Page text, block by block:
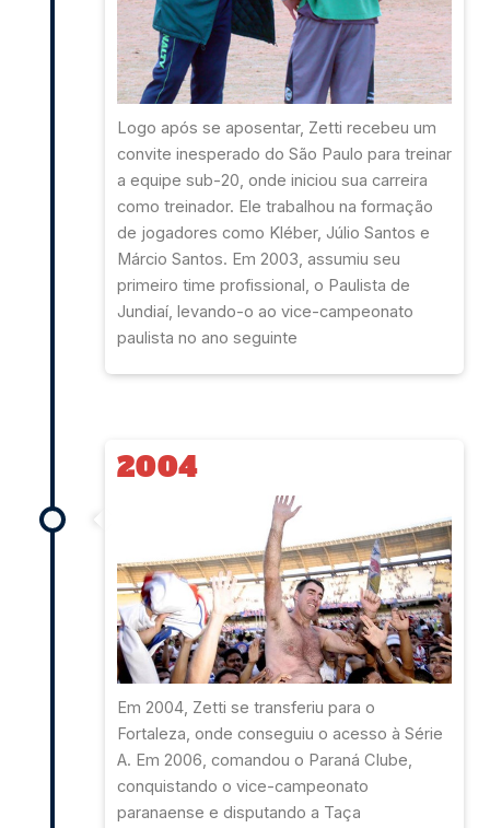
Logo após se aposentar, Zetti recebeu um
convite inesperado do São Paulo para treinar
a equipe sub-20, onde iniciou sua carreira
como treinador. Ele trabalhou na formação
de jogadores como Kléber, Júlio Santos e
Márcio Santos. Em 2003, assumiu seu
primeiro time profissional, o Paulista de
Jundiaí, levando-o ao vice-campeonato
paulista no ano seguinte
2004
Em 2004, Zetti se transferiu para o
Fortaleza, onde conseguiu o acesso à Série
A. Em 2006, comandou o Paraná Clube,
conquistando o vice-campeonato
paranaense e disputando a Taça